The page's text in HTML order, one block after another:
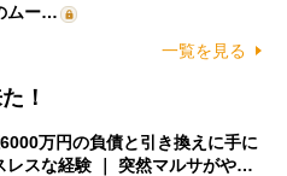
ムー…
一覧を見る
！
6000万円の負債と引き換えに手に
レスな経験 ｜ 突然マルサがや…